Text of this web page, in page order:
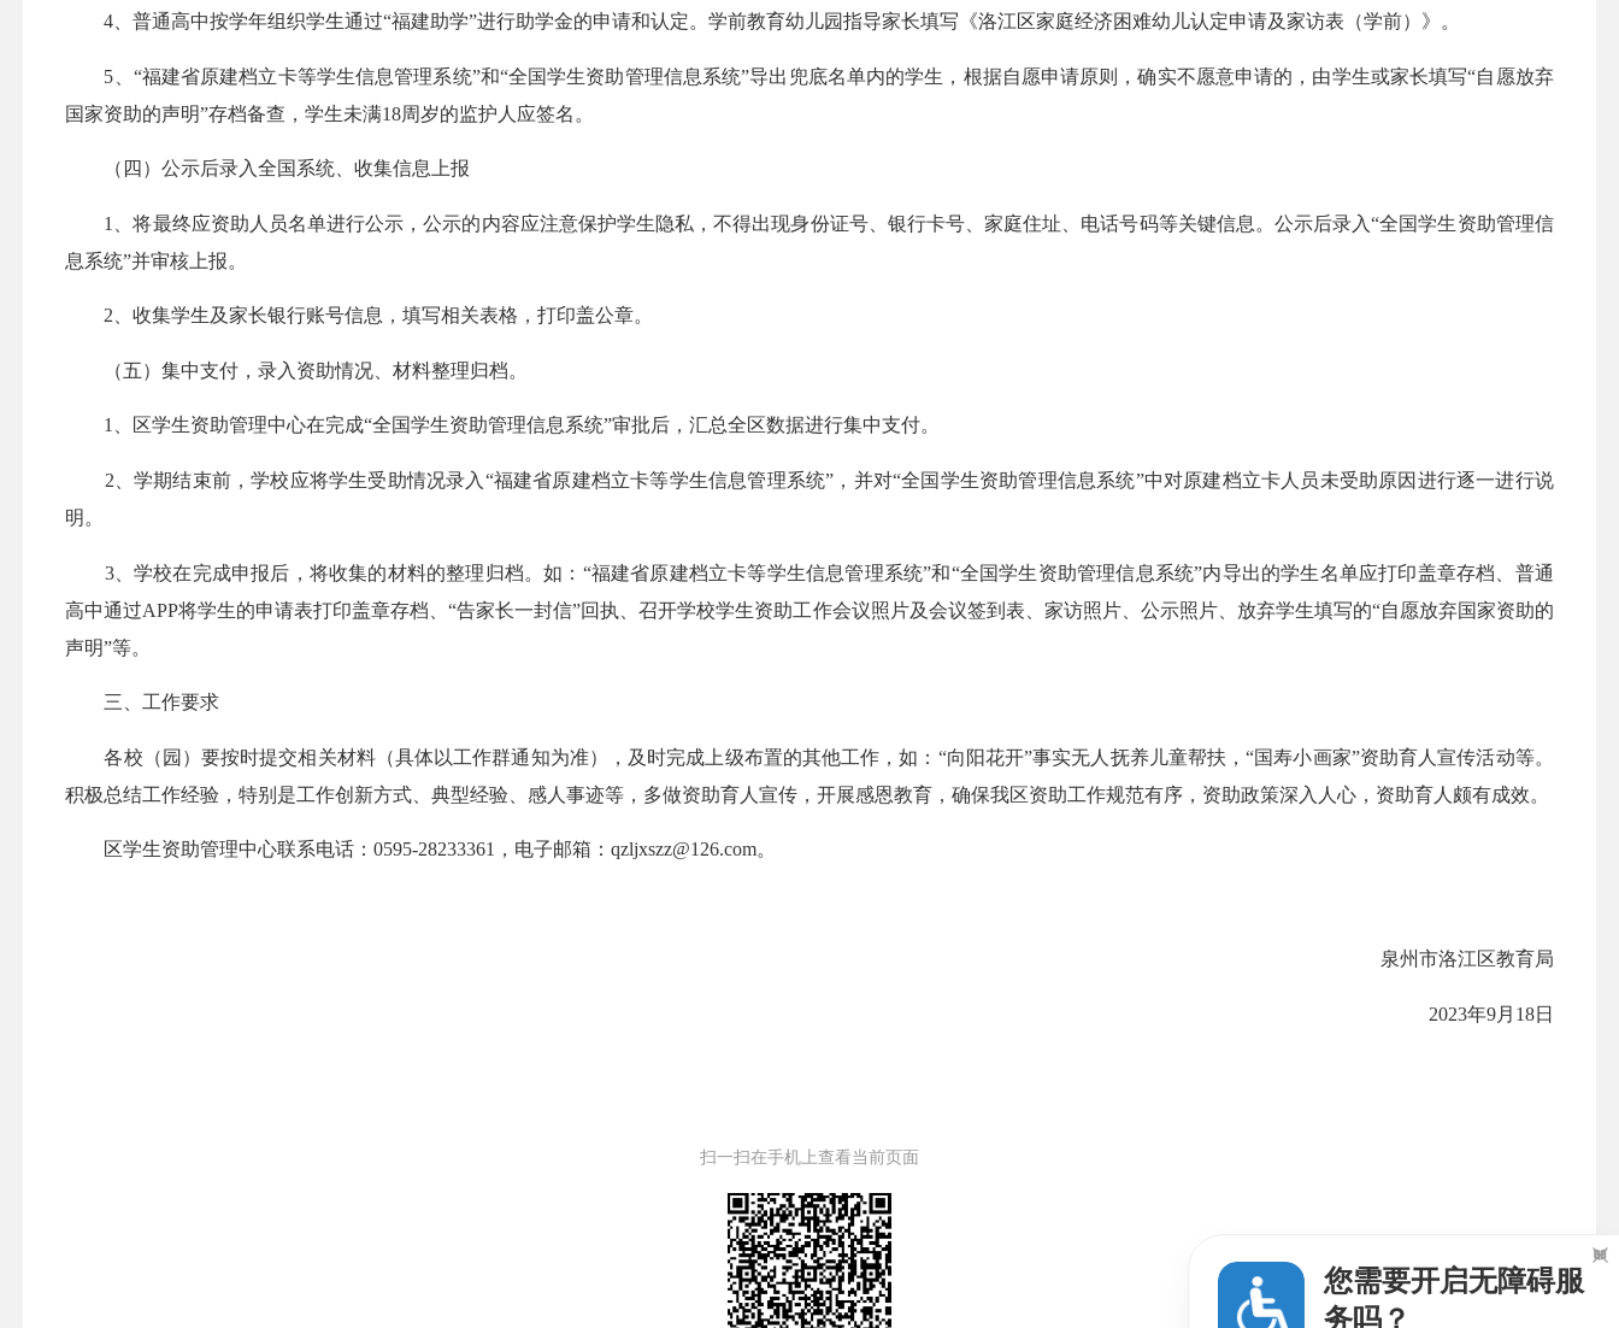
4、普通高中按学年组织学生通过“福建助学”进行助学金的申请和认定。学前教育幼儿园指导家长填写《洛江区家庭经济困难幼儿认定申请及家访表（学前）》。
5、“福建省原建档立卡等学生信息管理系统”和“全国学生资助管理信息系统”导出兜底名单内的学生，根据自愿申请原则，确实不愿意申请的，由学生或家长填写“自愿放弃
国家资助的声明”存档备查，学生未满18周岁的监护人应签名。
（四）公示后录入全国系统、收集信息上报
1、将最终应资助人员名单进行公示，公示的内容应注意保护学生隐私，不得出现身份证号、银行卡号、家庭住址、电话号码等关键信息。公示后录入“全国学生资助管理信
息系统”并审核上报。
2、收集学生及家长银行账号信息，填写相关表格，打印盖公章。
（五）集中支付，录入资助情况、材料整理归档。
1、区学生资助管理中心在完成“全国学生资助管理信息系统”审批后，汇总全区数据进行集中支付。
2、学期结束前，学校应将学生受助情况录入“福建省原建档立卡等学生信息管理系统”，并对“全国学生资助管理信息系统”中对原建档立卡人员未受助原因进行逐一进行说
明。
3、学校在完成申报后，将收集的材料的整理归档。如：“福建省原建档立卡等学生信息管理系统”和“全国学生资助管理信息系统”内导出的学生名单应打印盖章存档、普通
高中通过APP将学生的申请表打印盖章存档、“告家长一封信”回执、召开学校学生资助工作会议照片及会议签到表、家访照片、公示照片、放弃学生填写的“自愿放弃国家资助的
声明”等。
三、工作要求
各校（园）要按时提交相关材料（具体以工作群通知为准），及时完成上级布置的其他工作，如：“向阳花开”事实无人抚养儿童帮扶，“国寿小画家”资助育人宣传活动等。
积极总结工作经验，特别是工作创新方式、典型经验、感人事迹等，多做资助育人宣传，开展感恩教育，确保我区资助工作规范有序，资助政策深入人心，资助育人颇有成效。
区学生资助管理中心联系电话：0595-28233361，电子邮箱：qzljxszz@126.com。
泉州市洛江区教育局
2023年9月18日
扫一扫在手机上查看当前页面
您需要开启无障碍服
务吗？
